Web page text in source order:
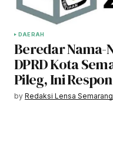
DAERAH
Beredar Nama-
DPRD Kota
Pileg, Ini
by Redaksi Lensa Semarang